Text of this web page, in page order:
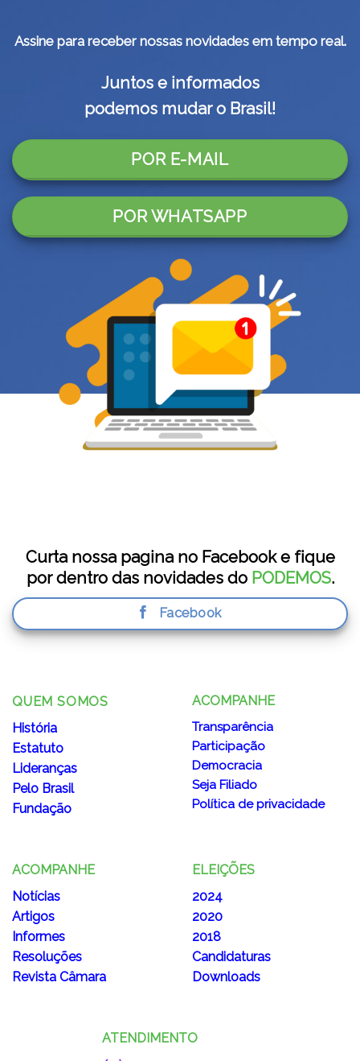
Assine para receber nossas novidades em tempo real.
Juntos e informados
podemos mudar o Brasil!
POR E-MAIL
POR WHATSAPP
Curta nossa pagina no Facebook e fique
por dentro das novidades do PODEMOS.
Facebook
QUEM SOMOS
História
Estatuto
Lideranças
Pelo Brasil
Fundação
ACOMPANHE
Transparência
Participação
Democracia
Seja Filiado
Política de privacidade
ACOMPANHE
Notícias
Artigos
Informes
Resoluções
Revista Câmara
ELEIÇÕES
2024
2020
2018
Candidaturas
Downloads
ATENDIMENTO